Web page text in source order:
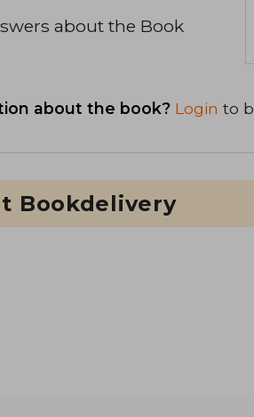
about the Book
about the book? Login to
Bookdelivery